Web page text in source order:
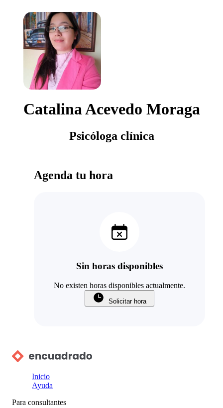
Catalina Acevedo Moraga
Psicóloga clínica
Agenda tu hora
Sin horas disponibles
No existen horas disponibles actualmente.
Solicitar hora
Inicio
Ayuda
Para consultantes